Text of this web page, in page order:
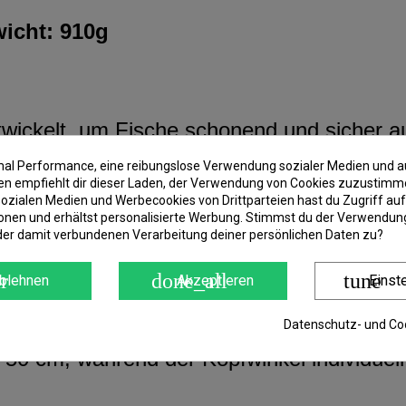
910g
um Fische schonend und sicher
wird, während er sich im Netz
Bewegungsfreiheit für den
und widerstandsfähig gegen
Material weich genug, um die Fische
verloren gehen.
Größe, wird jedoch hauptsächlich für
cm, während der Kopfwinkel
Performance, eine reibungslose Verwendung sozialer Medien und
empfiehlt dir dieser Laden, der Verwendung von Cookies
Medien und Werbecookies von Drittparteien hast du Zugriff
und erhältst personalisierte Werbung. Stimmst du der
damit verbundenen Verarbeitung deiner persönlichen Daten zu?
done_all
Akzeptieren tune
Datenschutz- und